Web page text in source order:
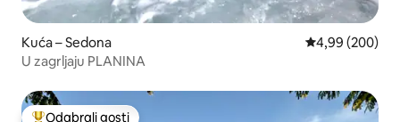
Kuća – Sedona Prosječna
4,99 (200)
U zagrljaju PLANINA
Odabrali gosti